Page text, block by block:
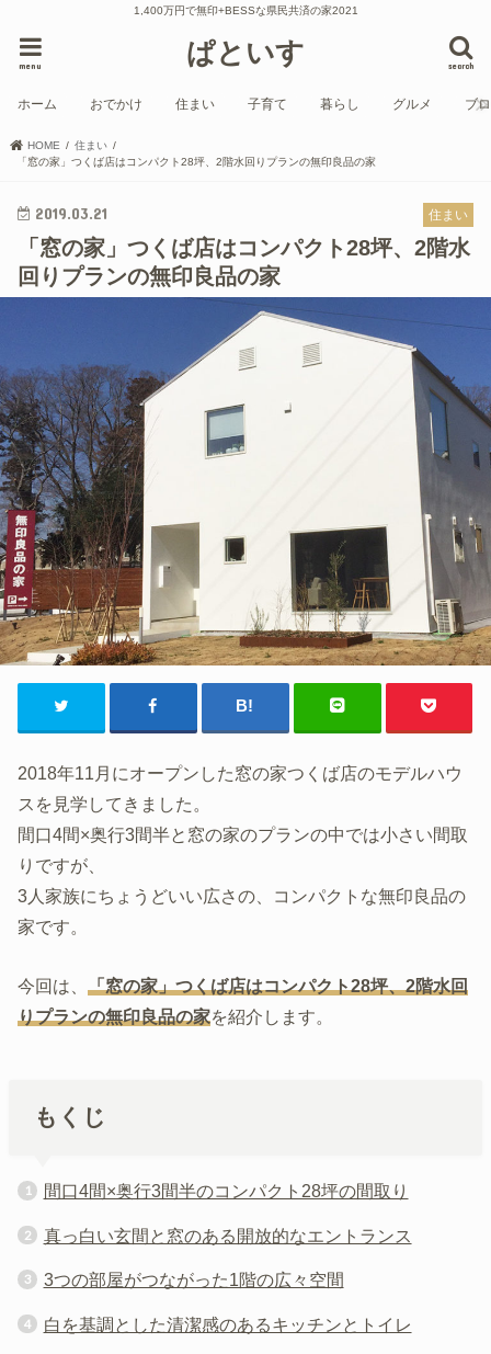
1,400万円で無印+BESSな県民共済の家2021
ぱといす search
menu
ホーム おでかけ 住まい 子育て 暮らし グルメ ブ
HOME
住まい
「窓の家」つくば店はコンパクト28坪、2階水回りプランの無印良品の家
住まい
2019.03.21
「窓の家」つくば店はコンパクト28坪、2階水
回りプランの無印良品の家
2018年11月にオープンした窓の家つくば店のモデルハウ
スを見学してきました。
間口4間×奥行3間半と窓の家のプランの中では小さい間取
りですが、
3人家族にちょうどいい広さの、コンパクトな無印良品の
家です。
今回は、「窓の家」つくば店はコンパクト28坪、2階水回
りプランの無印良品の家を紹介します。
もくじ
間口4間×奥行3間半のコンパクト28坪の間取り
真っ白い玄間と窓のある開放的なエントランス
3つの部屋がつながった1階の広々空間
白を基調とした清潔感のあるキッチンとトイレ